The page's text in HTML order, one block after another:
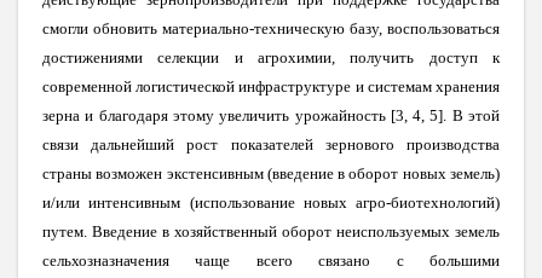
смогли обновить материально-техническую базу, воспользоваться
достижениями селекции и агрохимии, получить доступ к
современной логистической инфраструктуре и системам хранения
зерна и благодаря этому увеличить урожайность [3, 4, 5]. В этой
связи дальнейший рост показателей зернового производства
страны возможен экстенсивным (введение в оборот новых земель)
и/или интенсивным (использование новых агро-биотехнологий)
путем. Введение в хозяйственный оборот неиспользуемых земель
сельхозназначения чаще всего связано с большими